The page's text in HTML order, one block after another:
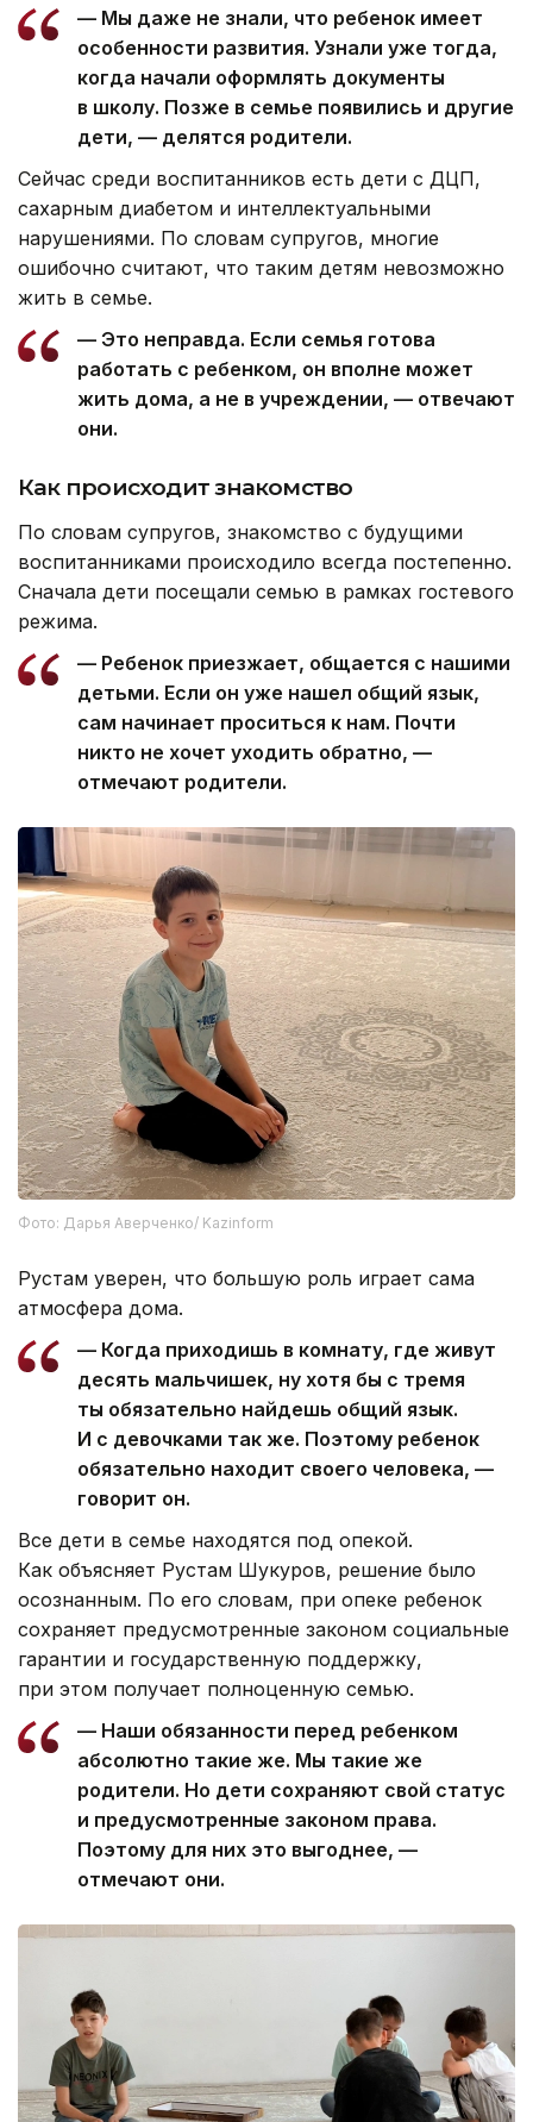
— Мы даже не знали, что ребенок имеет
особенности развития. Узнали уже тогда,
когда начали оформлять документы
в школу. Позже в семье появились и другие
дети, — делятся родители.
Сейчас среди воспитанников есть дети с ДЦП,
сахарным диабетом и интеллектуальными
нарушениями. По словам супругов, многие
ошибочно считают, что таким детям невозможно
жить в семье.
— Это неправда. Если семья готова
работать с ребенком, он вполне может
жить дома, а не в учреждении, — отвечают
они.
Как происходит знакомство
По словам супругов, знакомство с будущими
воспитанниками происходило всегда постепенно.
Сначала дети посещали семью в рамках гостевого
режима.
— Ребенок приезжает, общается с нашими
детьми. Если он уже нашел общий язык,
сам начинает проситься к нам. Почти
никто не хочет уходить обратно, —
отмечают родители.
Фото: Дарья Аверченко/ Kazinform
Рустам уверен, что большую роль играет сама
атмосфера дома.
— Когда приходишь в комнату, где живут
десять мальчишек, ну хотя бы с тремя
ты обязательно найдешь общий язык.
И с девочками так же. Поэтому ребенок
обязательно находит своего человека, —
говорит он.
Все дети в семье находятся под опекой.
Как объясняет Рустам Шукуров, решение было
осознанным. По его словам, при опеке ребенок
сохраняет предусмотренные законом социальные
гарантии и государственную поддержку,
при этом получает полноценную семью.
— Наши обязанности перед ребенком
абсолютно такие же. Мы такие же
родители. Но дети сохраняют свой статус
и предусмотренные законом права.
Поэтому для них это выгоднее, —
отмечают они.